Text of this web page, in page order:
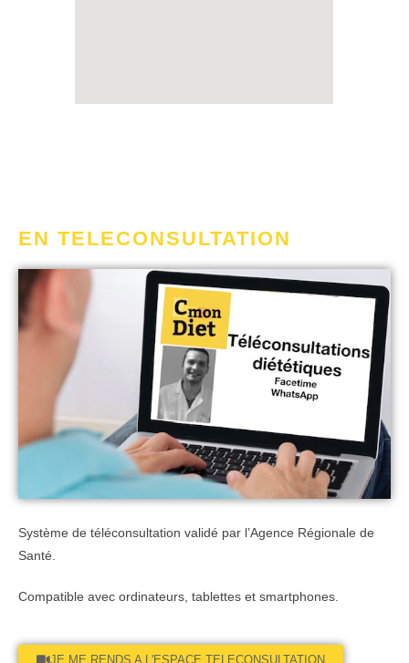
EN TELECONSULTATION
Système de téléconsultation validé par l’Agence Régionale de
Santé.
Compatible avec ordinateurs, tablettes et smartphones.
JE ME RENDS A L'ESPACE TELECONSULTATION